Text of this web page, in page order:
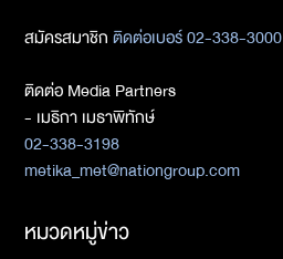
สมัครสมาชิกติดต่อเบอร์ 02-338-3000
ติดต่อ Media Partners
- เมธิกา เมธาพิทักษ์
02-338-3198
metika_met@nationgroup.com
หมวดหมู่ข่าว